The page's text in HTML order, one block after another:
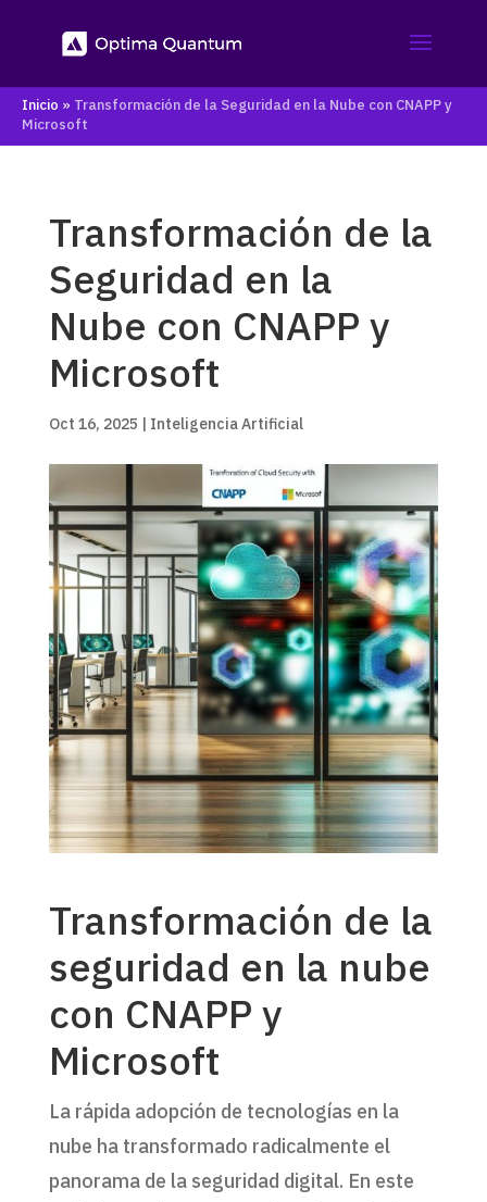
Inicio » Transformación de la Seguridad en la Nube con CNAPP y
Microsoft
Transformación de la
Seguridad en la
Nube con CNAPP y
Microsoft
Oct 16, 2025 | Inteligencia Artificial
Transformación de la
seguridad en la nube
con CNAPP y
Microsoft
La rápida adopción de tecnologías en la
nube ha transformado radicalmente el
panorama de la seguridad digital. En este